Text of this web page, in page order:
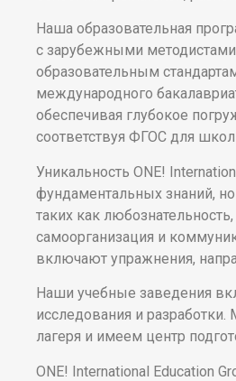
Наша образовательная
с зарубежными
образовательным
международного
обеспечивая глубокое
соответствуя ФГОС для
Уникальность ONE!
фундаментальных знаний,
таких как
самоорганизация и
включают упражнения,
Наши учебные заведения
исследования и
лагеря и имеем центр
ONE! International Education